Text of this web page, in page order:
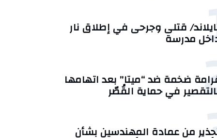
قتلى وجرحى في إطلاق نار
مدرسة
ضخمة ضد “ميتا” بعد اتهامها
في حماية القُصّر
من عمادة المهندسين بشأن